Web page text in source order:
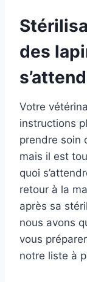
des
Votre
instructions
prendre soin
mais il est
quoi
retour à la
après sa
nous avons
vous
notre liste à